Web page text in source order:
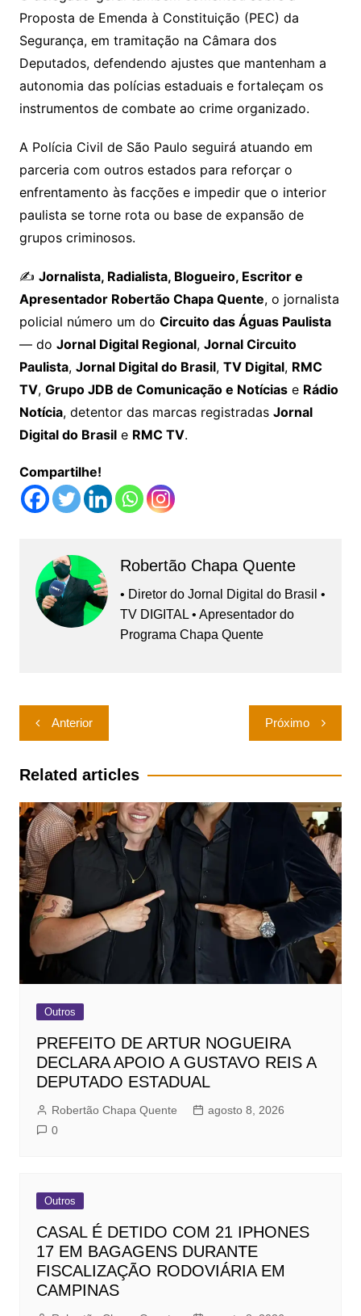
Proposta de Emenda à Constituição (PEC) da
Segurança, em tramitação na Câmara dos
Deputados, defendendo ajustes que mantenham a
autonomia das polícias estaduais e fortaleçam os
instrumentos de combate ao crime organizado.
A Polícia Civil de São Paulo seguirá atuando em
parceria com outros estados para reforçar o
enfrentamento às facções e impedir que o interior
paulista se torne rota ou base de expansão de
grupos criminosos.
✍️ Jornalista, Radialista, Blogueiro, Escritor e
Apresentador Robertão Chapa Quente, o jornalista
policial número um do Circuito das Águas Paulista
— do Jornal Digital Regional, Jornal Circuito
Paulista, Jornal Digital do Brasil, TV Digital, RMC
TV, Grupo JDB de Comunicação e Notíciase Rádio
Notícia, detentor das marcas registradas Jornal
Digital do Brasile RMC TV.
Compartilhe!
Robertão Chapa Quente
• Diretor do Jornal Digital do Brasil •
TV DIGITAL • Apresentador do
Programa Chapa Quente
Navegação
de
Post
Anterior Próximo
Related articles
Outros
PREFEITO DE ARTUR NOGUEIRA
DECLARA APOIO A GUSTAVO REIS A
DEPUTADO ESTADUAL
Robertão Chapa Quente
agosto 8, 2026
0
Outros
CASAL É DETIDO COM 21 IPHONES
17 EM BAGAGENS DURANTE
FISCALIZAÇÃO RODOVIÁRIA EM
CAMPINAS